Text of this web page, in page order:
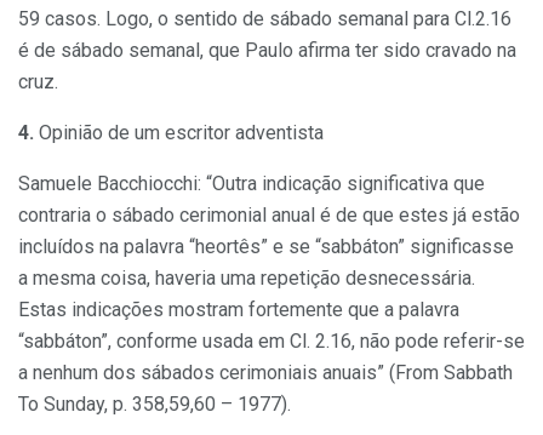
59 casos. Logo, o sentido de sábado semanal para Cl.2.16
é de sábado semanal, que Paulo afirma ter sido cravado na
cruz.
4. Opinião de um escritor adventista
Samuele Bacchiocchi: “Outra indicação significativa que
contraria o sábado cerimonial anual é de que estes já estão
incluídos na palavra “heortês” e se “sabbáton” significasse
a mesma coisa, haveria uma repetição desnecessária.
Estas indicações mostram fortemente que a palavra
“sabbáton”, conforme usada em Cl. 2.16, não pode referir-se
a nenhum dos sábados cerimoniais anuais” (From Sabbath
To Sunday, p. 358,59,60 – 1977).